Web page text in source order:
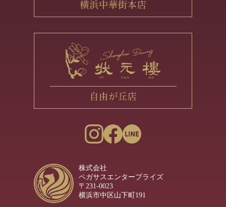
株式会社
ペガサスエンタープライズ
〒231-0023
横浜市中区山下町191